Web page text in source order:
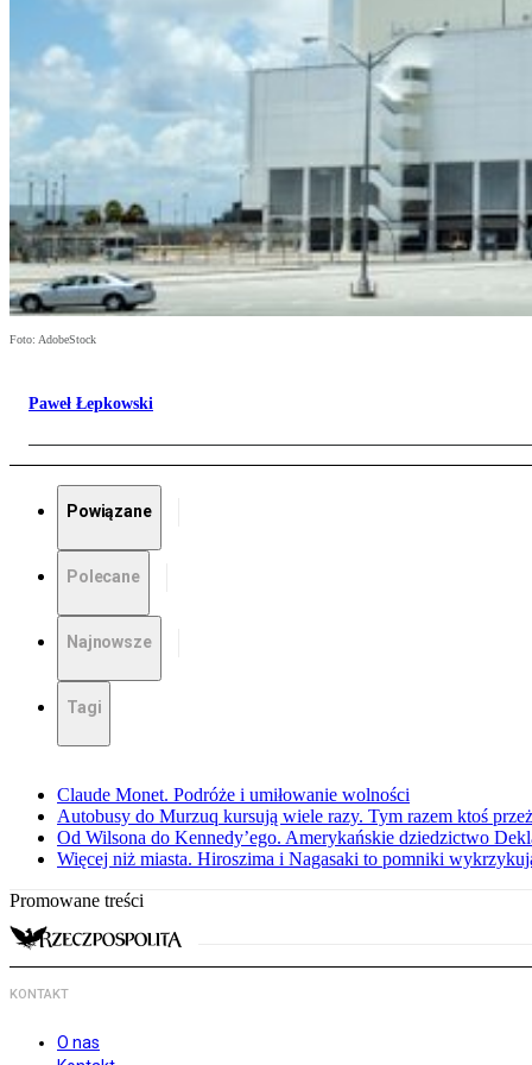
Foto: AdobeStock
Paweł Łepkowski
Powiązane
Polecane
Najnowsze
Tagi
Claude Monet. Podróże i umiłowanie wolności
Autobusy do Murzuq kursują wiele razy. Tym razem ktoś
Od Wilsona do Kennedy’ego. Amerykańskie dziedzictwo
Więcej niż miasta. Hiroszima i Nagasaki to pomniki
Promowane treści
KONTAKT
O nas